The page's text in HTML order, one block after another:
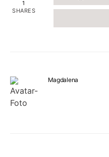
1
SHARES
Magdalena